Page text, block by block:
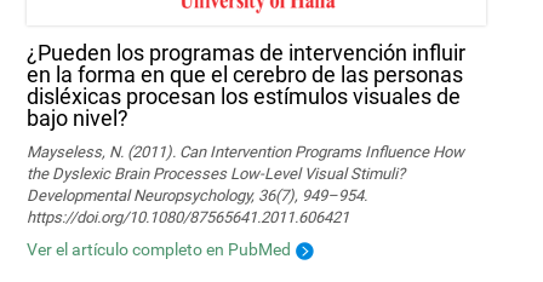
¿Pueden los programas de intervención influir
en la forma en que el cerebro de las personas
disléxicas procesan los estímulos visuales de
bajo nivel?
Mayseless, N. (2011). Can Intervention Programs Influence How
the Dyslexic Brain Processes Low-Level Visual Stimuli?
Developmental Neuropsychology, 36(7), 949–954.
https://doi.org/10.1080/87565641.2011.606421
Ver el artículo completo en PubMed